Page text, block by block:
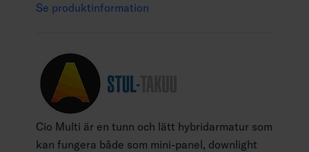
Se produktinformation
Cio Multi är en tunn och lätt hybridarmatur som
kan fungera både som mini-panel, downlight